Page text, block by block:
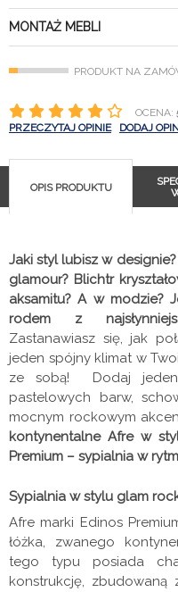
MONTAŻ MEBLI
PRODUKT NA
OCENA:
PRZECZYTAJ OPINIE
DODAJ
OPIS PRODUKTU
Jaki styl lubisz w
glamour? Blichtr
aksamitu? A w modzie?
rodem z
Zastanawiasz się, jak
jeden spójny klimat w
ze sobą! Dodaj
pastelowych barw,
mocnym rockowym
kontynentalne Afre w
Premium – sypialnia w
Sypialnia w stylu glam
Afre marki Edinos
łóżka, zwanego
tego typu posiada
konstrukcję, zbudowaną